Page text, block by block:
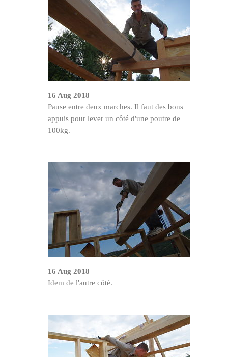
16 Aug 2018
Pause entre deux marches. Il faut des bons
appuis pour lever un côté d'une poutre de
100kg.
16 Aug 2018
Idem de l'autre côté.